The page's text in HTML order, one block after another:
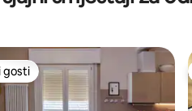
gosti
gosti